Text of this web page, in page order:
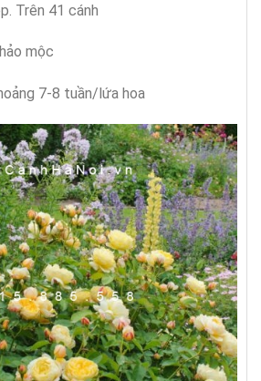
Trên 41 cánh
mộc
7-8 tuần/lứa hoa